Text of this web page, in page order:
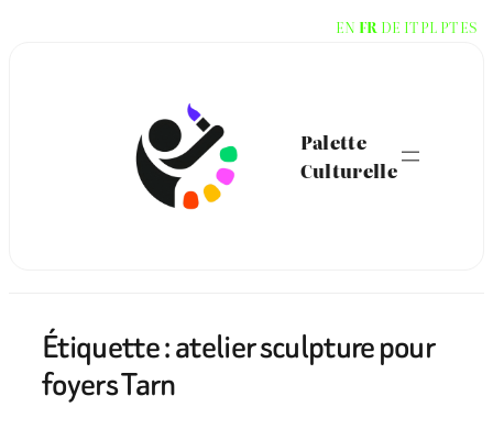
Palette
Culturelle
Étiquette :atelier sculpture pour
foyers Tarn
EN FR DE ITPL PTES